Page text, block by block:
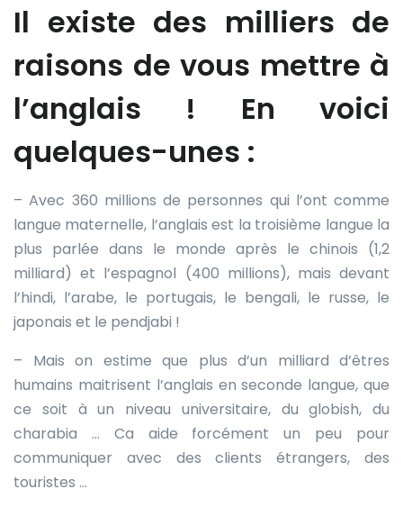
Il existe des milliers de
raisons de vous mettre à
l’anglais ! En voici
quelques-unes :
– Avec 360 millions de personnes qui l’ont comme
langue maternelle, l’anglais est la troisième langue la
plus parlée dans le monde après le chinois (1,2
milliard) et l’espagnol (400 millions), mais devant
l’hindi, l’arabe, le portugais, le bengali, le russe, le
japonais et le pendjabi !
– Mais on estime que plus d’un milliard d’êtres
humains maitrisent l’anglais en seconde langue, que
ce soit à un niveau universitaire, du globish, du
charabia … Ca aide forcément un peu pour
communiquer avec des clients étrangers, des
touristes …